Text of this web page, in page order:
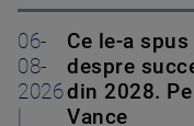
06-
08-
2026
Ce le-a
despre
din 2028.
Vance